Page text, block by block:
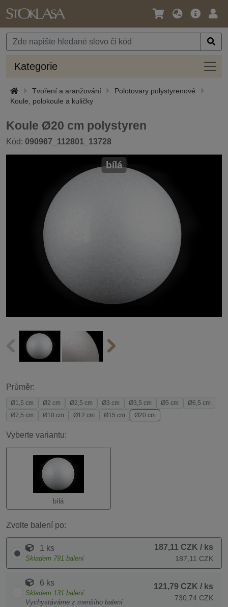
Jazyk
Měna
Hlavní
Kategorie
Tvoření a aranžování
Polotovary polystyrenové
Koule, polokoule a kuličky
Koule Ø20 cm polystyren
Kód: 090967_112801_13728
bílá
Průměr:
Ø1,5 cm Ø2 cm Ø2,5 cm Ø3 cm Ø3,5 cm Ø5 cm
Ø6,5 cm
Ø7,5 cm
Ø10 cm Ø12 cm Ø15 cm Ø20 cm
Vyberte variantu:
bílá
Zvolte balení po:
1 ks
Skladem 791 balení
187,11 CZK / ks
187,11 CZK
6 ks
Skladem 131 balení
Vychystáváme z menšího balení
121,79 CZK / ks
730,74 CZK